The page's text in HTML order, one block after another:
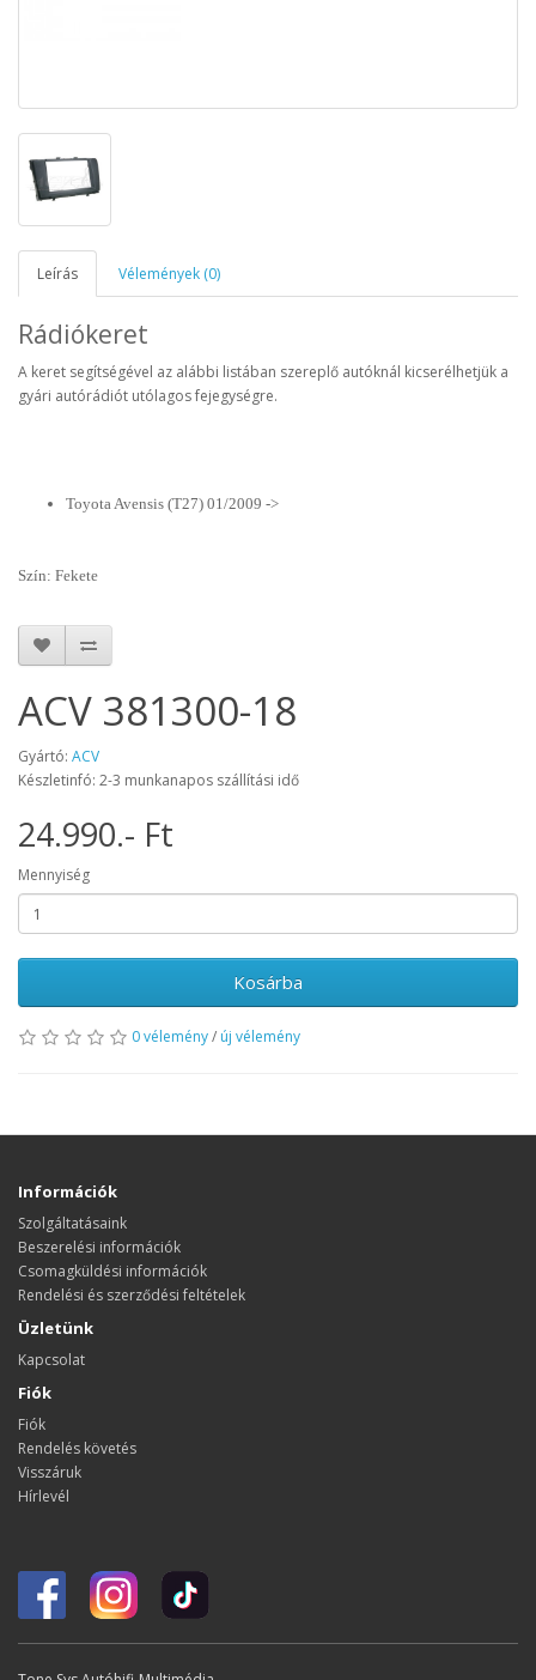
Leírás Vélemények (0)
Rádiókeret
A keret segítségével az alábbi listában szereplő autóknál kicserélhetjük a
gyári autórádiót utólagos fejegységre.
Toyota Avensis (T27) 01/2009 ->
Szín: Fekete
ACV 381300-18
Gyártó: ACV
Készletinfó: 2-3 munkanapos szállítási idő
24.990.- Ft
Mennyiség
Kosárba
0 vélemény/ új vélemény
Információk
Szolgáltatásaink
Beszerelési információk
Csomagküldési információk
Rendelési és szerződési feltételek
Üzletünk
Kapcsolat
Fiók
Fiók
Rendelés követés
Visszáruk
Hírlevél